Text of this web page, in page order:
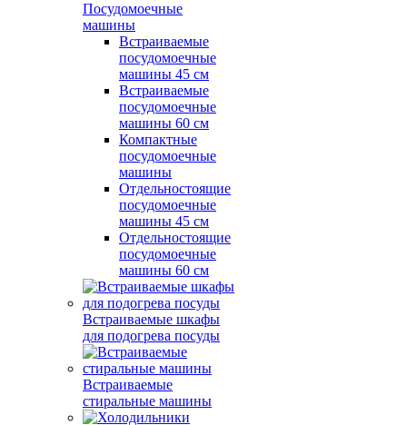
Посудомоечные
машины
Встраиваемые
посудомоечные
машины 45 см
Встраиваемые
посудомоечные
машины 60 см
Компактные
посудомоечные
машины
Отдельностоящие
посудомоечные
машины 45 см
Отдельностоящие
посудомоечные
машины 60 см
Встраиваемые шкафы
для подогрева посуды
Встраиваемые
стиральные машины